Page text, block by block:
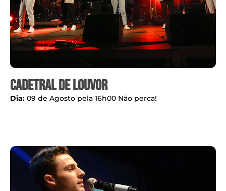
Cadetral de Louvor
Dia: 09 de Agosto pela 16h00 Não perca!